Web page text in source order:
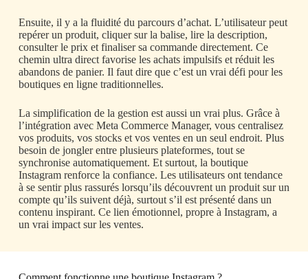
Ensuite, il y a la fluidité du parcours d’achat. L’utilisateur peut
repérer un produit, cliquer sur la balise, lire la description,
consulter le prix et finaliser sa commande directement. Ce
chemin ultra direct favorise les achats impulsifs et réduit les
abandons de panier. Il faut dire que c’est un vrai défi pour les
boutiques en ligne traditionnelles.
La simplification de la gestion est aussi un vrai plus. Grâce à
l’intégration avec Meta Commerce Manager, vous centralisez
vos produits, vos stocks et vos ventes en un seul endroit. Plus
besoin de jongler entre plusieurs plateformes, tout se
synchronise automatiquement. Et surtout, la boutique
Instagram renforce la confiance. Les utilisateurs ont tendance
à se sentir plus rassurés lorsqu’ils découvrent un produit sur un
compte qu’ils suivent déjà, surtout s’il est présenté dans un
contenu inspirant. Ce lien émotionnel, propre à Instagram, a
un vrai impact sur les ventes.